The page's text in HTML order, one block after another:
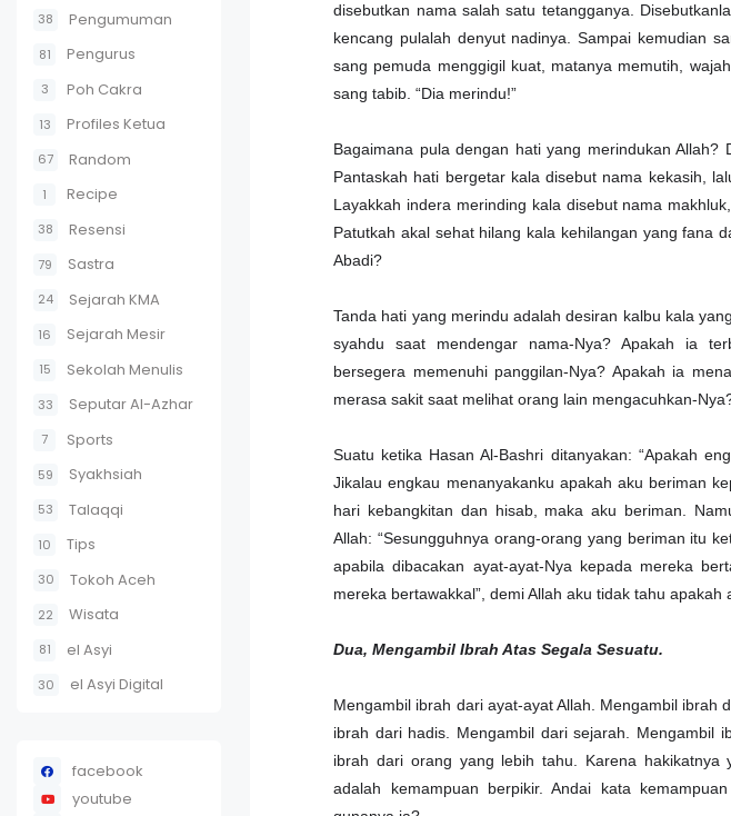
38 Pengumuman
81 Pengurus
3 Poh Cakra
13 Profiles Ketua
67 Random
1 Recipe
38 Resensi
79 Sastra
24 Sejarah KMA
16 Sejarah Mesir
15 Sekolah Menulis
33 Seputar Al-Azhar
7 Sports
59 Syakhsiah
53 Talaqqi
10 Tips
30 Tokoh Aceh
22 Wisata
81 el Asyi
30 el Asyi Digital
facebook
youtube
disebutkan nama salah satu tetangganya.
kencang pulalah denyut nadinya. Sampai kemudian
sang pemuda menggigil kuat, matanya memutih,
sang tabib. “Dia merindu!”
Bagaimana pula dengan hati yang merindukan
Pantaskah hati bergetar kala disebut nama kekasih,
Layakkah indera merinding kala disebut nama
Patutkah akal sehat hilang kala kehilangan yang fana
Abadi?
Tanda hati yang merindu adalah desiran kalbu kala
syahdu saat mendengar nama-Nya? Apakah ia
bersegera memenuhi panggilan-Nya? Apakah ia
merasa sakit saat melihat orang lain mengacuhkan-
Suatu ketika Hasan Al-Bashri ditanyakan: “Apakah
Jikalau engkau menanyakanku apakah aku beriman
hari kebangkitan dan hisab, maka aku beriman.
Allah: “Sesungguhnya orang-orang yang beriman itu
apabila dibacakan ayat-ayat-Nya kepada mereka
mereka bertawakkal”, demi Allah aku tidak tahu
Dua, Mengambil Ibrah Atas Segala Sesuatu.
Mengambil ibrah dari ayat-ayat Allah. Mengambil ibrah
ibrah dari hadis. Mengambil dari sejarah. Mengambil
ibrah dari orang yang lebih tahu. Karena hakikatnya
adalah kemampuan berpikir. Andai kata